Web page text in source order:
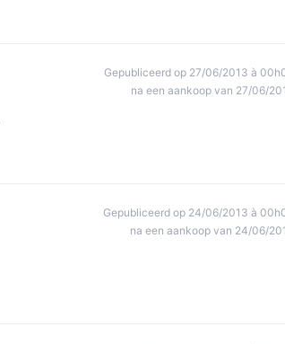
Gepubliceerd op 27/06/2013 à
na een aankoop van 27/06/
Gepubliceerd op 24/06/2013 à
na een aankoop van 24/06/